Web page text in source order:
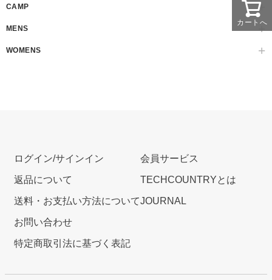
CAMP
MENS
WOMENS
カートへ
ログイン/サインイン
返品について
送料・お支払い方法について
お問い合わせ
特定商取引法に基づく表記
会員サービス
TECHCOUNTRYとは
JOURNAL